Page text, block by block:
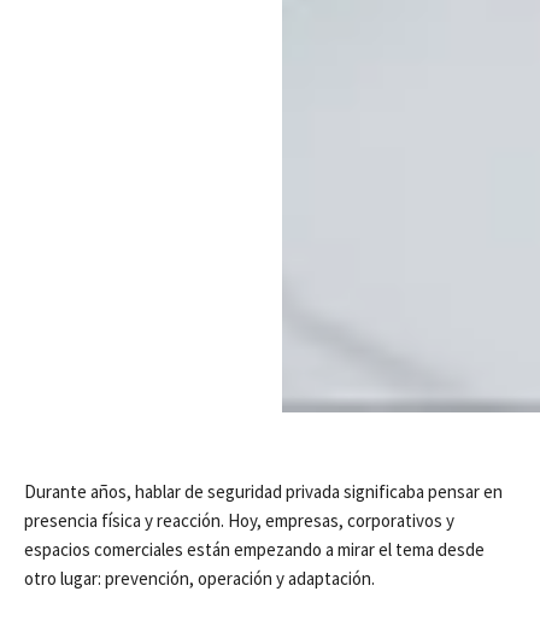
Durante años, hablar de seguridad privada significaba pensar en
presencia física y reacción. Hoy, empresas, corporativos y
espacios comerciales están empezando a mirar el tema desde
otro lugar: prevención, operación y adaptación.